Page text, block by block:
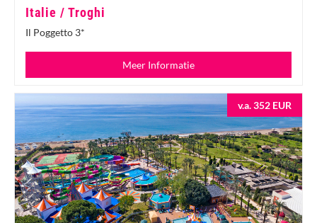
Italie / Troghi
Il Poggetto 3*
Meer Informatie
v.a. 352 EUR